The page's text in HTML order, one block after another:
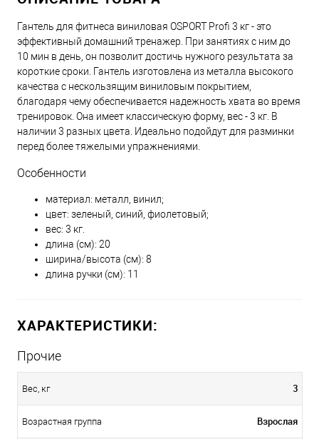
Гантель для фитнеса виниловая OSPORT Profi 3 кг - это
эффективный домашний тренажер. При занятиях с ним до
10 мин в день, он позволит достичь нужного результата за
короткие сроки. Гантель изготовлена из металла высокого
качества с нескользящим виниловым покрытием,
благодаря чему обеспечивается надежность хвата во время
тренировок. Она имеет классическую форму, вес - 3 кг. В
наличии 3 разных цвета. Идеально подойдут для разминки
перед более тяжелыми упражнениями.
Особенности
материал: металл, винил;
цвет: зеленый, синий, фиолетовый;
вес: 3 кг.
длина (см): 20
ширина/высота (см): 8
длина ручки (см): 11
ХАРАКТЕРИСТИКИ:
Прочие
Вес, кг 3
Возрастная группа Взрослая